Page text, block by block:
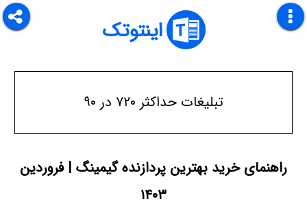
اینتوتک
تبلیغات حداکثر ۷۲۰ در ۹۰
راهنمای خرید بهترین پردازنده گیمینگ | فروردین
۱۴۰۳